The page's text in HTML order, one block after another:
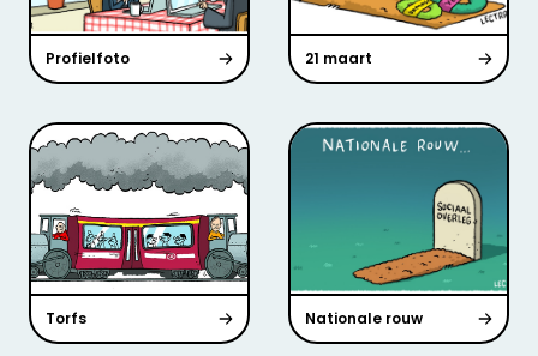
Profielfoto 21 maart
Torfs Nationale rouw